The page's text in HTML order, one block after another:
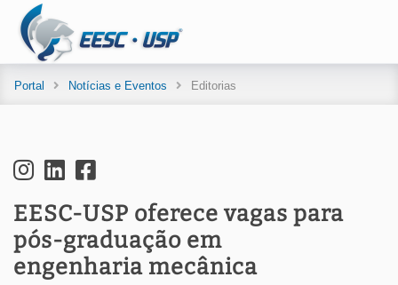
Portal Notícias e Eventos Editorias
EESC-USP oferece vagas para
pós-graduação em
engenharia mecânica